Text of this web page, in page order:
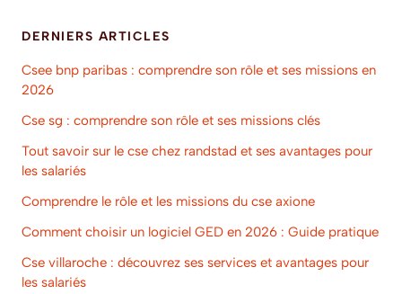
DERNIERS ARTICLES
Csee bnp paribas : comprendre son rôle et ses missions en
2026
Cse sg : comprendre son rôle et ses missions clés
Tout savoir sur le cse chez randstad et ses avantages pour
les salariés
Comprendre le rôle et les missions du cse axione
Comment choisir un logiciel GED en 2026 : Guide pratique
Cse villaroche : découvrez ses services et avantages pour
les salariés